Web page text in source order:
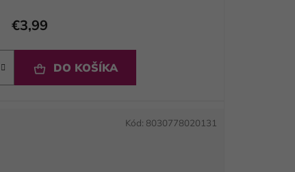
€3,99
DO KOŠÍKA
Kód: 8030778020131